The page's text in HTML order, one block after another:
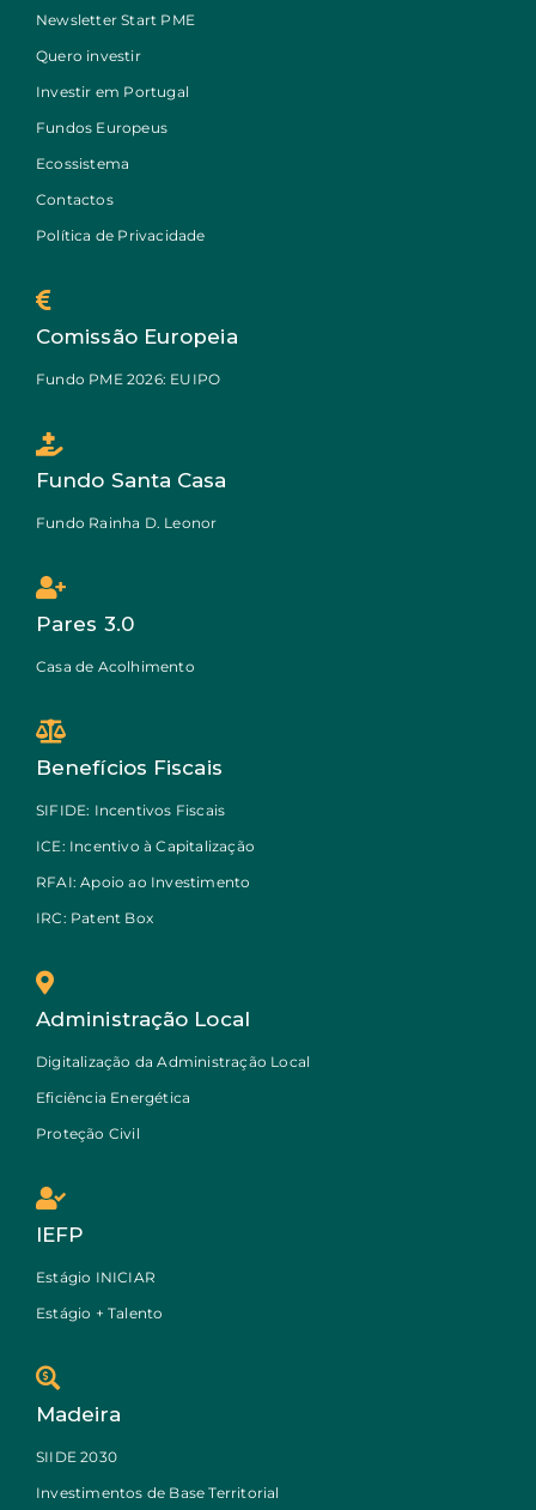
Newsletter Start PME
Quero investir
Investir em Portugal
Fundos Europeus
Ecossistema
Contactos
Política de Privacidade
Comissão Europeia
Fundo PME 2026: EUIPO
Fundo Santa Casa
Fundo Rainha D. Leonor
Pares 3.0
Casa de Acolhimento
Benefícios Fiscais
SIFIDE: Incentivos Fiscais
ICE: Incentivo à Capitalização
RFAI: Apoio ao Investimento
IRC: Patent Box
Administração Local
Digitalização da Administração Local
Eficiência Energética
Proteção Civil
IEFP
Estágio INICIAR
Estágio + Talento
Madeira
SIIDE 2030
Investimentos de Base Territorial